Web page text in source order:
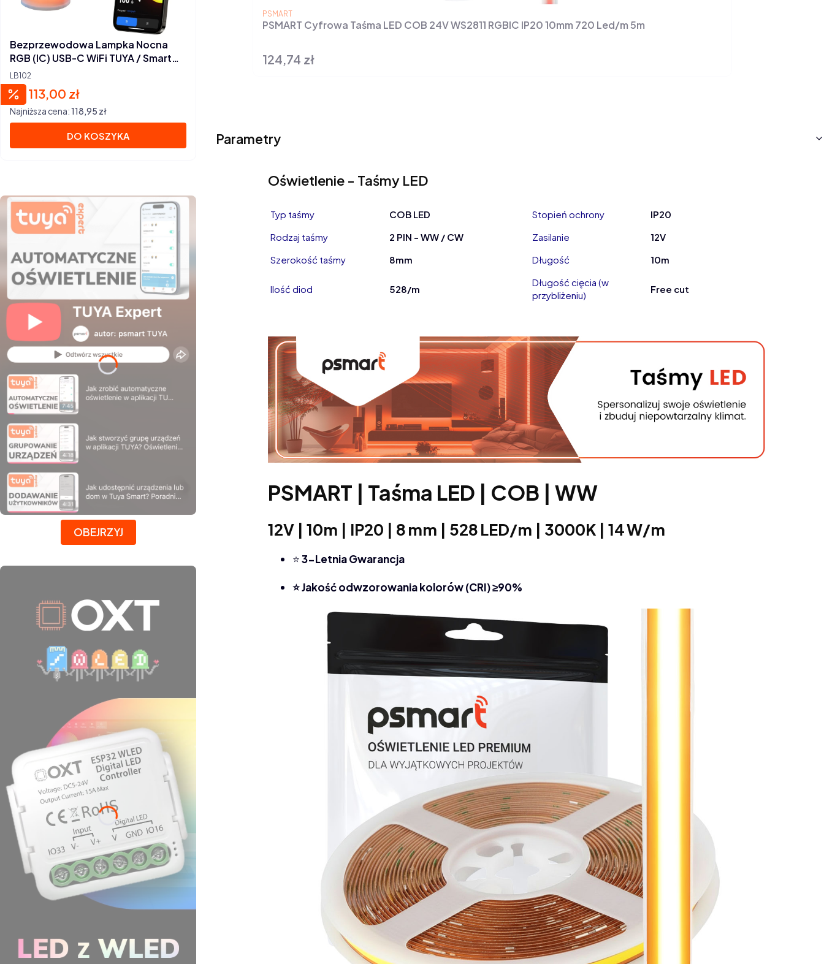
LB102
Bezprzewodowa Lampka Nocna
RGB (IC) USB-C WiFi TUYA / Smart
Life
Cena promocyjna
113,00 zł
Najniższa cena:118,95 zł
DO KOSZYKA
Naciśnij Enter lub spację, aby otworzyć stronę.
OBEJRZYJ
PSMART Cyfrowa Taśma LED COB 24V WS2811 RGBIC IP20 10mm 720 Led/m 5m
PRODUCENT
PSMART
Cena
124,74 zł
Parametry
Oświetlenie - Taśmy LED
Typ taśmy COB LED Stopień ochrony
IP20
Rodzaj taśmy
2 PIN - WW / CW Zasilanie
12V
Szerokość taśmy
8mm Długość 10m
Ilość diod 528/m
Długość cięcia (w
przybliżeniu)
Free cut
PSMART | Taśma LED | COB | WW
12V | 10m | IP20 | 8 mm | 528 LED/m | 3000K | 14 W/m
⭐3-Letnia Gwarancja
⭐ Jakość odwzorowania kolorów (CRI) ≥90%